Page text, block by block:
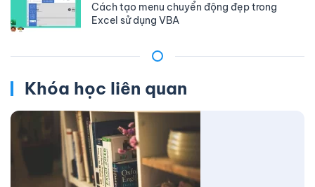
Cách tạo menu chuyển động đẹp trong
Excel sử dụng VBA
Khóa học liên quan